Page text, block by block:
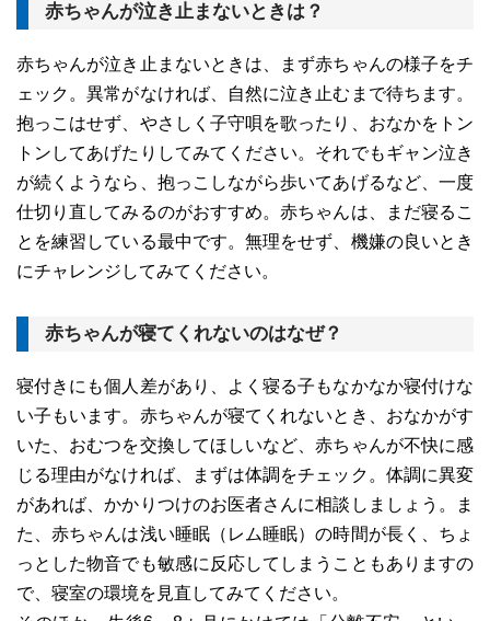
赤ちゃんが泣き止まないときは？
赤ちゃんが泣き止まないときは、まず赤ちゃんの様子をチ
ェック。異常がなければ、自然に泣き止むまで待ちます。
抱っこはせず、やさしく子守唄を歌ったり、おなかをトン
トンしてあげたりしてみてください。それでもギャン泣き
が続くようなら、抱っこしながら歩いてあげるなど、一度
仕切り直してみるのがおすすめ。赤ちゃんは、まだ寝るこ
とを練習している最中です。無理をせず、機嫌の良いとき
にチャレンジしてみてください。
赤ちゃんが寝てくれないのはなぜ？
寝付きにも個人差があり、よく寝る子もなかなか寝付けな
い子もいます。赤ちゃんが寝てくれないとき、おなかがす
いた、おむつを交換してほしいなど、赤ちゃんが不快に感
じる理由がなければ、まずは体調をチェック。体調に異変
があれば、かかりつけのお医者さんに相談しましょう。ま
た、赤ちゃんは浅い睡眠（レム睡眠）の時間が長く、ちょ
っとした物音でも敏感に反応してしまうこともありますの
で、寝室の環境を見直してみてください。